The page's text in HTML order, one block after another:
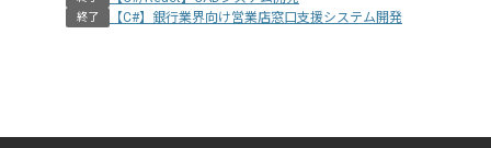
終了 【C#】銀行業界向け営業店窓口支援システム開発